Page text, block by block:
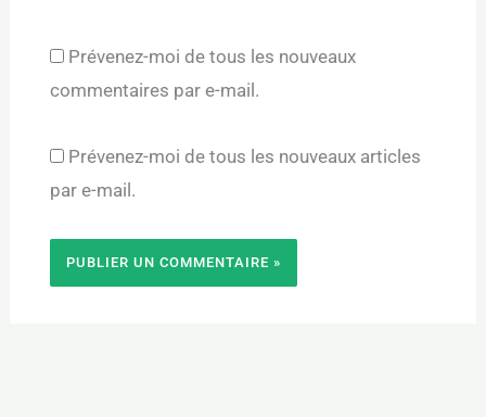
Prévenez-moi de tous les nouveaux
commentaires par e-mail.
Prévenez-moi de tous les nouveaux articles
par e-mail.